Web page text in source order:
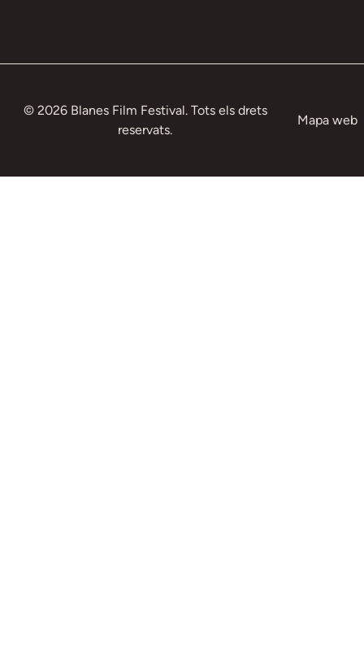
© 2026 Blanes Film Festival. Tots els drets
reservats.
Mapa web